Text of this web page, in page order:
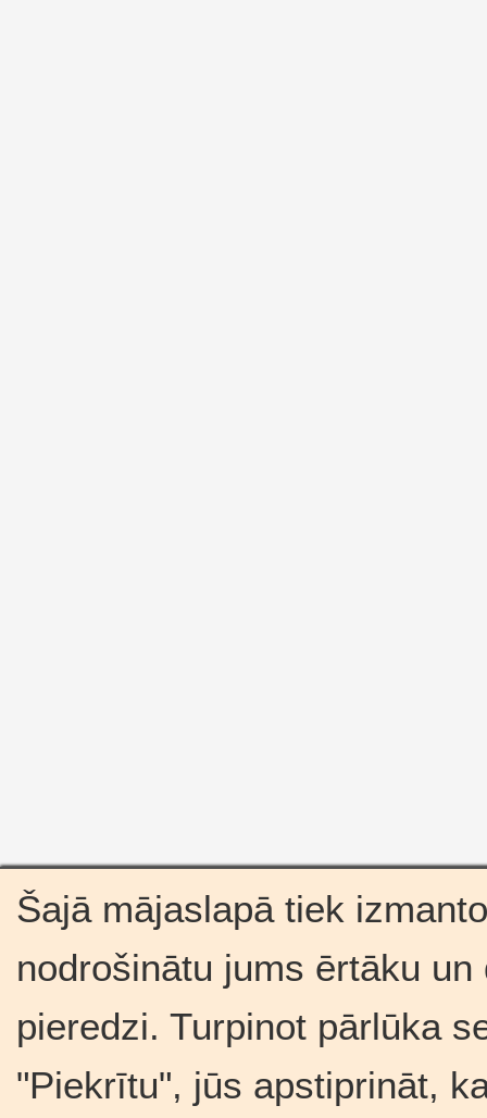
Šajā mājaslapā tiek
nodrošinātu jums ērtāku
pieredzi. Turpinot pārlūka
"Piekrītu", jūs apstiprināt,